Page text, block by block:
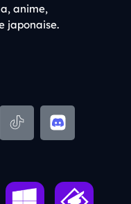
anime,
japonaise.